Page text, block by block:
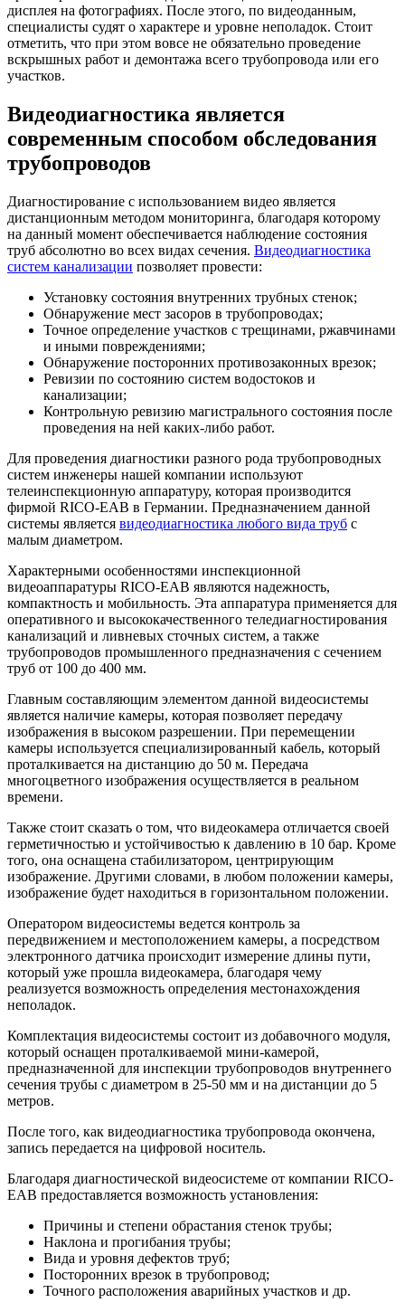
дисплея на фотографиях. После этого, по видеоданным,
специалисты судят о характере и уровне неполадок. Стоит
отметить, что при этом вовсе не обязательно проведение
вскрышных работ и демонтажа всего трубопровода или его
участков.
Видеодиагностика является
современным способом обследования
трубопроводов
Диагностирование с использованием видео является
дистанционным методом мониторинга, благодаря которому
на данный момент обеспечивается наблюдение состояния
труб абсолютно во всех видах сечения. Видеодиагностика
систем канализации позволяет провести:
Установку состояния внутренних трубных стенок;
Обнаружение мест засоров в трубопроводах;
Точное определение участков с трещинами, ржавчинами
и иными повреждениями;
Обнаружение посторонних противозаконных врезок;
Ревизии по состоянию систем водостоков и
канализации;
Контрольную ревизию магистрального состояния после
проведения на ней каких-либо работ.
Для проведения диагностики разного рода трубопроводных
систем инженеры нашей компании используют
телеинспекционную аппаратуру, которая производится
фирмой RICO-EAB в Германии. Предназначением данной
системы является видеодиагностика любого вида труб с
малым диаметром.
Характерными особенностями инспекционной
видеоаппаратуры RICO-EAB являются надежность,
компактность и мобильность. Эта аппаратура применяется для
оперативного и высококачественного теледиагностирования
канализаций и ливневых сточных систем, а также
трубопроводов промышленного предназначения с сечением
труб от 100 до 400 мм.
Главным составляющим элементом данной видеосистемы
является наличие камеры, которая позволяет передачу
изображения в высоком разрешении. При перемещении
камеры используется специализированный кабель, который
проталкивается на дистанцию до 50 м. Передача
многоцветного изображения осуществляется в реальном
времени.
Также стоит сказать о том, что видеокамера отличается своей
герметичностью и устойчивостью к давлению в 10 бар. Кроме
того, она оснащена стабилизатором, центрирующим
изображение. Другими словами, в любом положении камеры,
изображение будет находиться в горизонтальном положении.
Оператором видеосистемы ведется контроль за
передвижением и местоположением камеры, а посредством
электронного датчика происходит измерение длины пути,
который уже прошла видеокамера, благодаря чему
реализуется возможность определения местонахождения
неполадок.
Комплектация видеосистемы состоит из добавочного модуля,
который оснащен проталкиваемой мини-камерой,
предназначенной для инспекции трубопроводов внутреннего
сечения трубы с диаметром в 25-50 мм и на дистанции до 5
метров.
После того, как видеодиагностика трубопровода окончена,
запись передается на цифровой носитель.
Благодаря диагностической видеосистеме от компании RICO-
EAB предоставляется возможность установления:
Причины и степени обрастания стенок трубы;
Наклона и прогибания трубы;
Вида и уровня дефектов труб;
Посторонних врезок в трубопровод;
Точного расположения аварийных участков и др.